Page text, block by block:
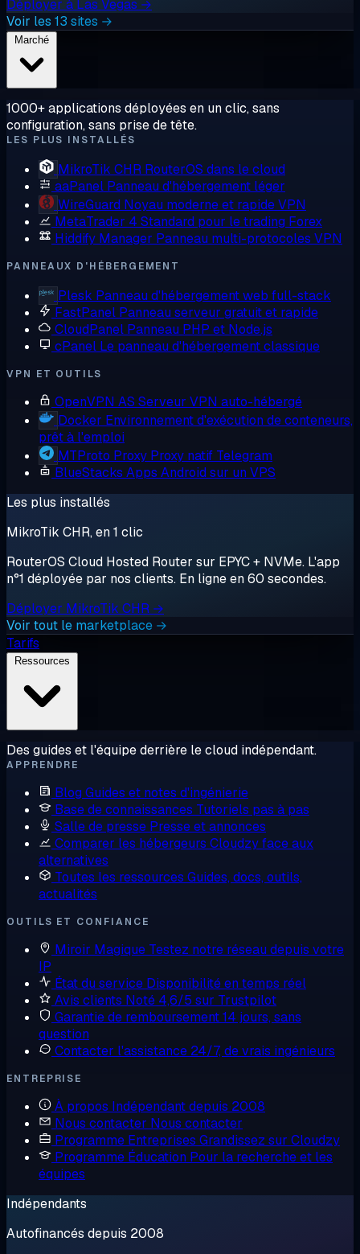
Déployer à Las Vegas →
Voir les 13 sites →
1000+ applications déployées en un clic, sans
configuration, sans prise de tête.
LES PLUS INSTALLÉS
MikroTik CHR RouterOS dans le cloud
aaPanel Panneau d'hébergement léger
WireGuard Noyau moderne et rapide VPN
MetaTrader 4 Standard pour le trading Forex
Hiddify Manager Panneau multi-protocoles VPN
PANNEAUX D'HÉBERGEMENT
Plesk Panneau d'hébergement web full-stack
FastPanel Panneau serveur gratuit et rapide
CloudPanel Panneau PHP et Node.js
cPanel Le panneau d'hébergement classique
VPN ET OUTILS
OpenVPN AS Serveur VPN auto-hébergé
Docker Environnement d'exécution de conteneurs,
prêt à l'emploi
MTProto Proxy Proxy natif Telegram
BlueStacks Apps Android sur un VPS
Les plus installés
MikroTik CHR, en 1 clic
RouterOS Cloud Hosted Router sur EPYC + NVMe. L'app
n°1 déployée par nos clients. En ligne en 60 secondes.
Déployer MikroTik CHR →
Voir tout le marketplace →
Tarifs
Des guides et l'équipe derrière le cloud indépendant.
APPRENDRE
Blog Guides et notes d'ingénierie
Base de connaissances Tutoriels pas à pas
Salle de presse Presse et annonces
Comparer les hébergeurs Cloudzy face aux
alternatives
Toutes les ressources Guides, docs, outils,
actualités
OUTILS ET CONFIANCE
Miroir Magique Testez notre réseau depuis votre
IP
État du service Disponibilité en temps réel
Avis clients Noté 4,6/5 sur Trustpilot
Garantie de remboursement14 jours, sans
question
Contacter l'assistance 24/7, de vrais ingénieurs
ENTREPRISE
À propos Indépendant depuis 2008
Nous contacter Nous contacter
Programme Entreprises Grandissez sur Cloudzy
Programme Éducation Pour la recherche et les
équipes
Indépendants
Autofinancés depuis 2008